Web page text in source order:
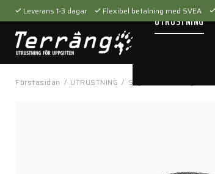
Leverans 1-3 dagar Flexibel betalning med SVEA
UTRUSTNING
Förstasidan / UTRUSTNING / Skyddsutrustning